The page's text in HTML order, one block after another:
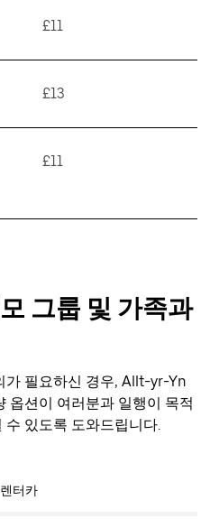
£11
£13
£11
그룹 및 가족과
가 필요하신 경우, Allt-yr-Yn
옵션이 여러분과 일행이 목적
있도록 도와드립니다.
렌터카